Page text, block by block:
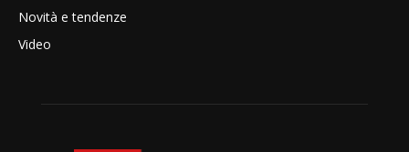
Novità e tendenze
Video